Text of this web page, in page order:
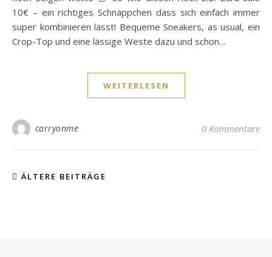
10€ – ein richtiges Schnäppchen dass sich einfach immer
super kombinieren lässt! Bequeme Sneakers, as usual, ein
Crop-Top und eine lässige Weste dazu und schon…
WEITERLESEN
carryonme 0 Kommentare
ÄLTERE BEITRÄGE